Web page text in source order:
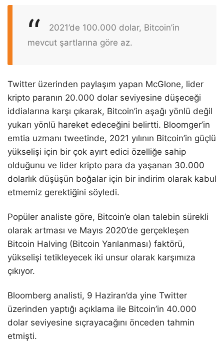
2021’de 100.000 dolar, Bitcoin’in
mevcut şartlarına göre az.
Twitter üzerinden paylaşım yapan McGlone, lider
kripto paranın 20.000 dolar seviyesine düşeceği
iddialarına karşı çıkarak, Bitcoin’in aşağı yönlü değil
yukarı yönlü hareket edeceğini belirtti. Bloomger’in
emtia uzmanı tweetinde, 2021 yılının Bitcoin’in güçlü
yükselişi için bir çok ayırt edici özelliğe sahip
olduğunu ve lider kripto para da yaşanan 30.000
dolarlık düşüşün boğalar için bir indirim olarak kabul
etmemiz gerektiğini söyledi.
Popüler analiste göre, Bitcoin’e olan talebin sürekli
olarak artması ve Mayıs 2020’de gerçekleşen
Bitcoin Halving (Bitcoin Yarılanması) faktörü,
yükselişi tetikleyecek iki unsur olarak karşımıza
çıkıyor.
Bloomberg analisti, 9 Haziran’da yine Twitter
üzerinden yaptığı açıklama ile Bitcoin’in 40.000
dolar seviyesine sıçrayacağını önceden tahmin
etmişti.